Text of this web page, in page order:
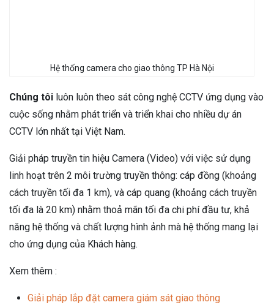
Hệ thống camera cho giao thông TP Hà Nội
Chúng tôi luôn luôn theo sát công nghệ CCTV ứng dụng vào
cuộc sống nhằm phát triển và triển khai cho nhiều dự án
CCTV lớn nhất tại Việt Nam.
Giải pháp truyền tin hiệu Camera (Video) với việc sử dụng
linh hoạt trên 2 môi trường truyền thông: cáp đồng (khoảng
cách truyền tối đa 1 km), và cáp quang (khoảng cách truyền
tối đa là 20 km) nhằm thoả mãn tối đa chi phí đầu tư, khả
năng hệ thống và chất lượng hình ảnh mà hệ thống mang lại
cho ứng dụng của Khách hàng.
Xem thêm :
Giải pháp lắp đặt camera giám sát giao thông